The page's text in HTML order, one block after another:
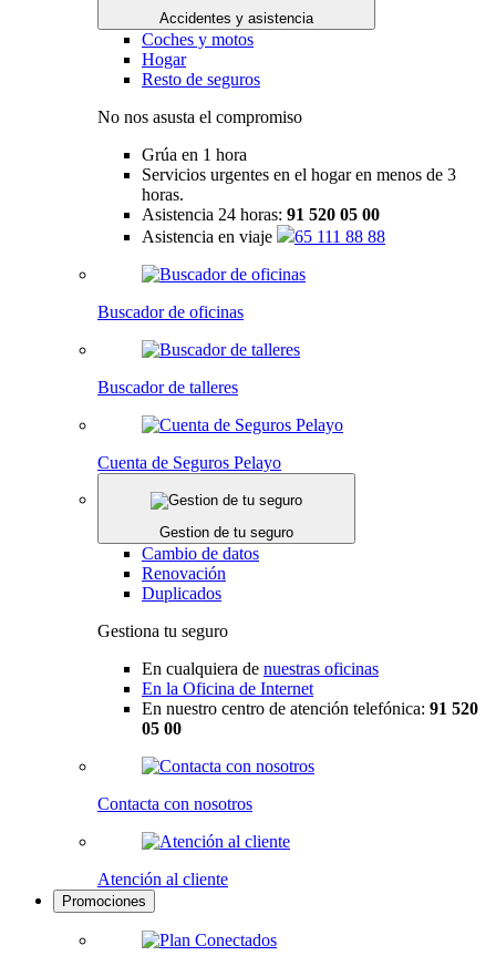
Accidentes y asistencia
Coches y motos
Hogar
Resto de seguros
No nos asusta el compromiso
Grúa en 1 hora
Servicios urgentes en el hogar en menos de 3
horas.
Asistencia 24 horas: 91 520 05 00
Asistencia en viaje
65 111 88 88
Buscador de oficinas
Buscador de talleres
Cuenta de Seguros Pelayo
Gestion de tu seguro
Cambio de datos
Renovación
Duplicados
Gestiona tu seguro
En cualquiera de nuestras oficinas
En la Oficina de Internet
En nuestro centro de atención telefónica: 91 520
05 00
Contacta con nosotros
Atención al cliente
Promociones